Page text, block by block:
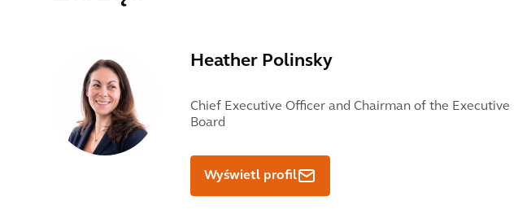
Heather Polinsky
Chief Executive Officer and Chairman of the Executive
Board
Wyświetl profil